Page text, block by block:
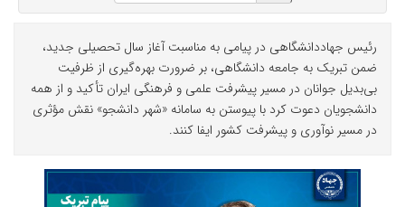
رئیس جهاددانشگاهی در پیامی به مناسبت آغاز سال تحصیلی جدید،
ضمن تبریک به جامعه دانشگاهی، بر ضرورت بهره‌گیری از ظرفیت
بی‌بدیل جوانان در مسیر پیشرفت علمی و فرهنگی ایران تأکید و از همه
دانشجویان دعوت کرد با پیوستن به سامانه «شهر دانشجو» نقش مؤثری
در مسیر نوآوری و پیشرفت کشور ایفا کنند.